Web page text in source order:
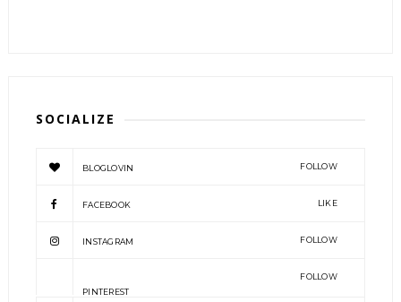
SOCIALIZE
BLOGLOVIN FOLLOW
FACEBOOK LIKE
INSTAGRAM FOLLOW
PINTEREST
FOLLOW